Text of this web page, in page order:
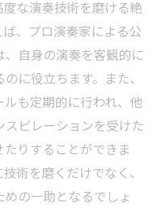
な演奏技術を磨ける絶
、プロ演奏家による公
自身の演奏を客観的に
に役立ちます。また、
も定期的に行われ、他
ピレーションを受けた
りすることができま
術を磨くだけでなく、
の一助となるでしょ